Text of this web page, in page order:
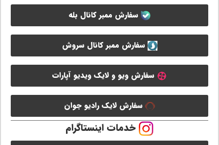
سفارش ممبر کانال بله
سفارش ممبر کانال سروش
سفارش ویو و لایک ویدیو آپارات
سفارش لایک رادیو جوان
خدمات اینستاگرام